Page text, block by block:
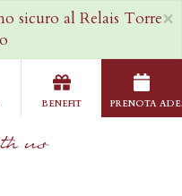
×
sicuro al Relais Torre
BENEFIT PRENOTA
us